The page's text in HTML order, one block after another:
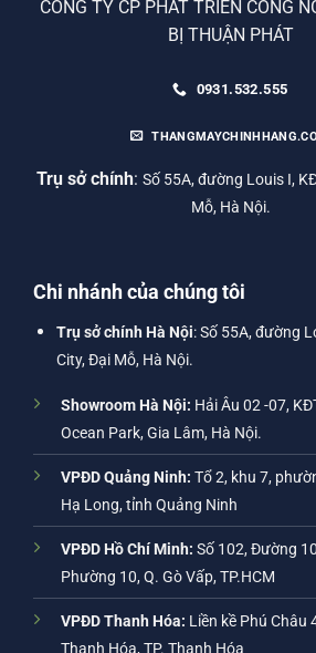
CÔNG TY CP PHÁT TRIỂN CÔNG
BỊ THUẬN PHÁT
0931.532.555
Trụ sở chính: Số 55A, đường Louis I,
Mỗ, Hà Nội.
Chi nhánh của chúng tôi
Trụ sở chính Hà Nội: Số 55A, đường
City, Đại Mỗ, Hà Nội.
Showroom Hà Nội: Hải Âu 02 -07,
Ocean Park, Gia Lâm, Hà Nội.
VPĐD Quảng Ninh: Tổ 2, khu 7,
Hạ Long, tỉnh Quảng Ninh
VPĐD Hồ Chí Minh: Số 102, Đường
Phường 10, Q. Gò Vấp, TP.HCM
VPĐD Thanh Hóa: Liền kề Phú Châu